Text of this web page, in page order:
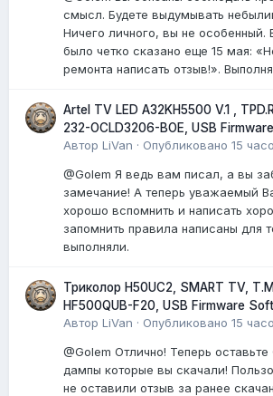
смысл. Будете выдумывать
Ничего личного, вы не особенный.
было четко сказано еще 15 мая:
ремонта написать отзыв!».
Artel TV LED A32KH5500 V.1 ,
232-OCLD3206-BOE, USB
Автор LiVan · Опубликовано 15
@Golem Я ведь вам писал, а вы
замечание! А теперь уважаемый
хорошо вспомнить и написать
запомнить правила написаны для
выполняли.
Триколор H50UC2, SMART TV,
HF500QUB-F20, USB Firmware
Автор LiVan · Опубликовано 15
@Golem Отлично! Теперь
дампы которые вы скачали!
не оставили отзыв за ранее